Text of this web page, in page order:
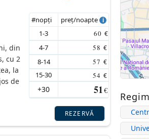
din
cu 2
la
de
#nopţi
preţ/noapte
1-3
60 €
4-7 58 €
8-14 57 €
15-30 54 €
+30 51€
REZERVĂ